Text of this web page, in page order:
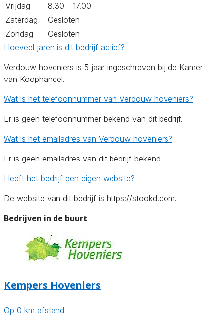
Vrijdag
8.30 - 17.00
Zaterdag
Gesloten
Zondag
Gesloten
Hoeveel jaren is dit bedrijf actief?
Verdouw hoveniers is 5 jaar ingeschreven bij de Kamer
van Koophandel.
Wat is het telefoonnummer van Verdouw hoveniers?
Er is geen telefoonnummer bekend van dit bedrijf.
Wat is het emailadres van Verdouw hoveniers?
Er is geen emailadres van dit bedrijf bekend.
Heeft het bedrijf een eigen website?
De website van dit bedrijf is https://stookd.com.
Bedrijven in de buurt
Kempers Hoveniers
Op 0 km afstand